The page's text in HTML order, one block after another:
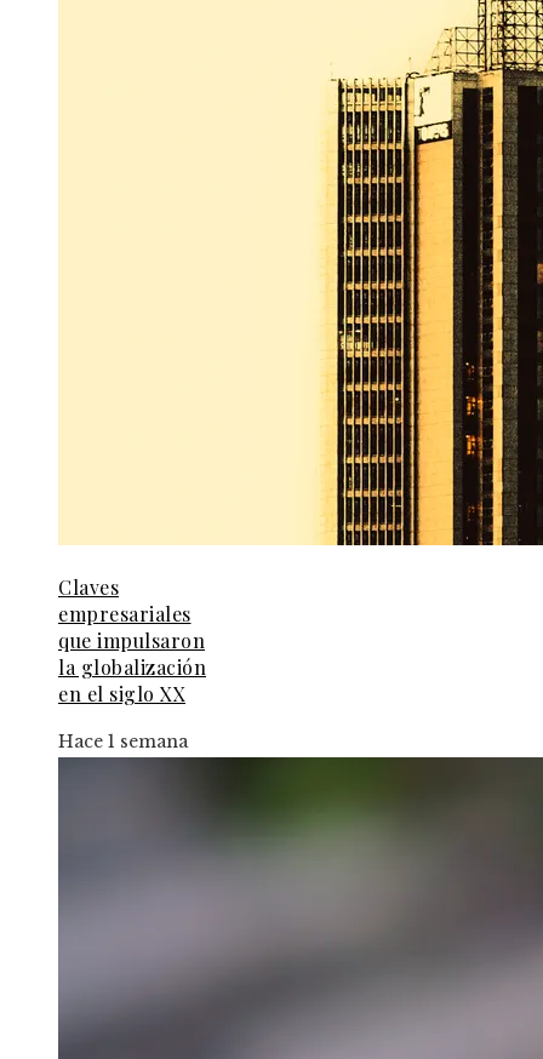
Claves
empresariales
que impulsaron
la globalización
en el siglo XX
Hace 1 semana